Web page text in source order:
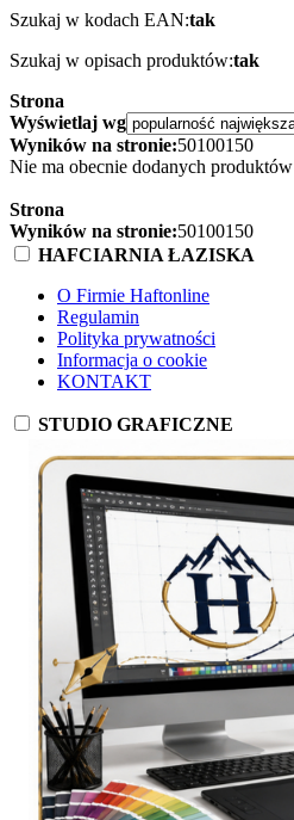
Szukaj w kodach EAN:tak
Szukaj w opisach produktów:tak
Strona
Wyświetlaj wg
Wyników na stronie:50100150
Nie ma obecnie dodanych produktów
Strona
Wyników na stronie:50100150
HAFCIARNIA ŁAZISKA
O Firmie Haftonline
Regulamin
Polityka prywatności
Informacja o cookie
KONTAKT
STUDIO GRAFICZNE